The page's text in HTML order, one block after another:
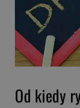
Od kiedy